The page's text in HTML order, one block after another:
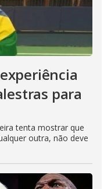
para
tenta mostrar que
outra, não deve